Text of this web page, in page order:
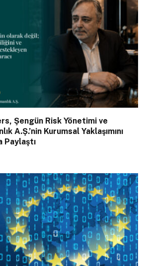
Şengün Risk Yönetimi ve
A.Ş.’nin Kurumsal Yaklaşımını
Paylaştı